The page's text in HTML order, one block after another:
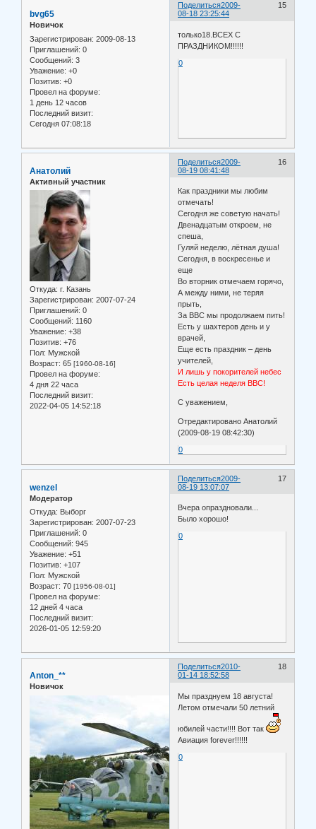
Поделиться 15
2009-
08-18 23:25:44
bvg65
Новичок
Зарегистрирован: 2009-08-13
Приглашений: 0
Сообщений: 3
Уважение: +0
Позитив: +0
Провел на форуме:
1 день 12 часов
Последний визит:
Сегодня 07:08:18
только18.ВСЕХ С
ПРАЗДНИКОМ!!!!!!
0
Поделиться 16
2009-
08-19 08:41:48
Анатолий
Активный участник
Откуда: г. Казань
Зарегистрирован: 2007-07-24
Приглашений: 0
Сообщений: 1160
Уважение: +38
Позитив: +76
Пол: Мужской
Возраст: 65 [1960-08-16]
Провел на форуме:
4 дня 22 часа
Последний визит:
2022-04-05 14:52:18
Как праздники мы любим
отмечать!
Сегодня же советую начать!
Двенадцатым откроем, не
спеша,
Гуляй неделю, лётная душа!
Сегодня, в воскресенье и
еще
Во вторник отмечаем горячо,
А между ними, не теряя
прыть,
За ВВС мы продолжаем пить!
Есть у шахтеров день и у
врачей,
Еще есть праздник – день
учителей,
И лишь у покорителей небес
Есть целая неделя ВВС!
С уважением,
Отредактировано Анатолий
(2009-08-19 08:42:30)
0
Поделиться 17
2009-
08-19 13:07:07
wenzel
Модератор
Откуда: Выборг
Зарегистрирован: 2007-07-23
Приглашений: 0
Сообщений: 945
Уважение: +51
Позитив: +107
Пол: Мужской
Возраст: 70 [1956-08-01]
Провел на форуме:
12 дней 4 часа
Последний визит:
2026-01-05 12:59:20
Вчера опраздновали...
Было хорошо!
0
Поделиться 18
2010-
01-14 18:52:58
Anton_**
Новичок
Мы празднуем 18 августа!
Летом отмечали 50 летний
юбилей части!!!! Вот так
Авиация forever!!!!!!
0